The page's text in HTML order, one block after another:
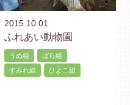
2015.10.01
ふれあい動物園
うめ組
ばら組
すみれ組
ひよこ組